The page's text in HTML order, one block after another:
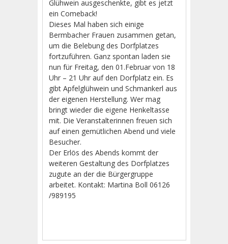
Glühwein ausgeschenkte, gibt es jetzt
ein Comeback!
Dieses Mal haben sich einige
Bermbacher Frauen zusammen getan,
um die Belebung des Dorfplatzes
fortzuführen. Ganz spontan laden sie
nun für Freitag, den 01.Februar von 18
Uhr – 21 Uhr auf den Dorfplatz ein. Es
gibt Apfelglühwein und Schmankerl aus
der eigenen Herstellung. Wer mag
bringt wieder die eigene Henkeltasse
mit. Die Veranstalterinnen freuen sich
auf einen gemütlichen Abend und viele
Besucher.
Der Erlös des Abends kommt der
weiteren Gestaltung des Dorfplatzes
zugute an der die Bürgergruppe
arbeitet. Kontakt: Martina Boll 06126
/989195